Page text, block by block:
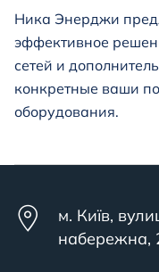
Ника Энерджи
эффективное
сетей и
конкретные ваши
оборудования.
м. Київ,
набережна,